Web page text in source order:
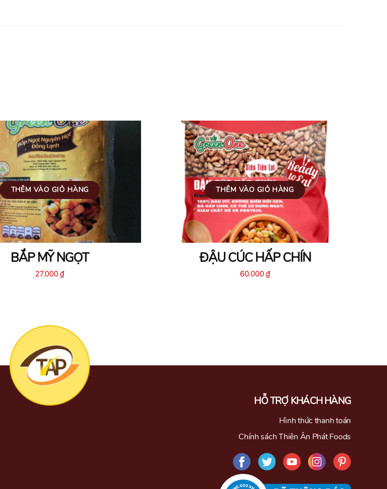
BẮP MỸ NGỌT
27.000₫
THÊM VÀO GIỎ HÀNG
ĐẬU CÚC HẤP CHÍN
60.000₫
THÊM VÀO GIỎ HÀNG
HỖ TRỢ KHÁCH HÀNG
Hình thức thanh toán
Chính sách Thiên Ân Phát Foods